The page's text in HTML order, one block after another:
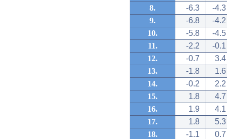
8.
-6.3
-4.3
9.
-6.8
-4.2
10.
-5.8
-4.5
11.
-2.2
-0.1
12.
-0.7
3.4
13.
-1.8
1.6
14.
-0.2
2.2
15.
1.8
4.7
16.
1.9
4.1
17.
1.8
5.3
18.
-1.1
0.7